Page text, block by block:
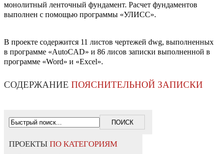
монолитный ленточный фундамент. Расчет фундаментов
выполнен с помощью программы «УЛИСС».
В проекте содержится 11 листов чертежей dwg, выполненных
в программе «AutoCAD» и 86 лисов записки выполненной в
программе «Word» и «Exсel».
СОДЕРЖАНИЕ ПОЯСНИТЕЛЬНОЙ ЗАПИСКИ
ПРОЕКТЫ ПО КАТЕГОРИЯМ